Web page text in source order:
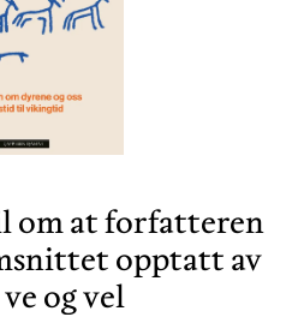
om at forfatteren
opptatt av
og vel